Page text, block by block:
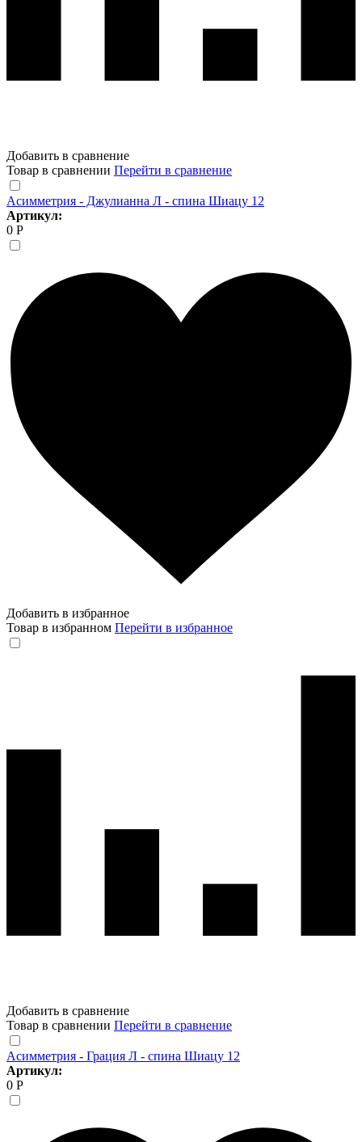
Добавить в сравнение
Товар в сравнении Перейти в сравнение
Асимметрия - Джулианна Л - спина Шиацу 12
Артикул:
0 Р
Добавить в избранное
Товар в избранном Перейти в избранное
Добавить в сравнение
Товар в сравнении Перейти в сравнение
Асимметрия - Грация Л - спина Шиацу 12
Артикул:
0 Р